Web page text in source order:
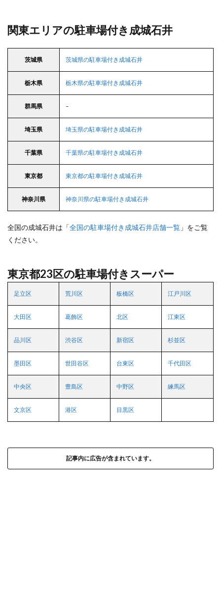
関東エリアの駐車場付き成城石井
茨城県 茨城県の駐車場付き成城石井
栃木県 栃木県の駐車場付き成城石井
群馬県 –
埼玉県 埼玉県の駐車場付き成城石井
千葉県 千葉県の駐車場付き成城石井
東京都 東京都の駐車場付き成城石井
神奈川県 神奈川県の駐車場付き成城石井
全国の成城石井は「全国の駐車場付き成城石井店舗一覧 」をご覧
ください。
東京都23区の駐車場付きスーパー
足立区 荒川区 板橋区 江戸川区
大田区 葛飾区 北区 江東区
品川区 渋谷区 新宿区 杉並区
墨田区 世田谷区 台東区 千代田区
中央区 豊島区 中野区 練馬区
文京区 港区 目黒区
記事内に広告が含まれています。